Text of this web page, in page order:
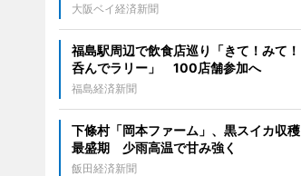
大阪ベイ経済新聞
福島駅周辺で飲食店巡り「きて！みて！
呑んでラリー」 100店舗参加へ
福島経済新聞
下條村「岡本ファーム」、黒スイカ収穫
最盛期 少雨高温で甘み強く
飯田経済新聞